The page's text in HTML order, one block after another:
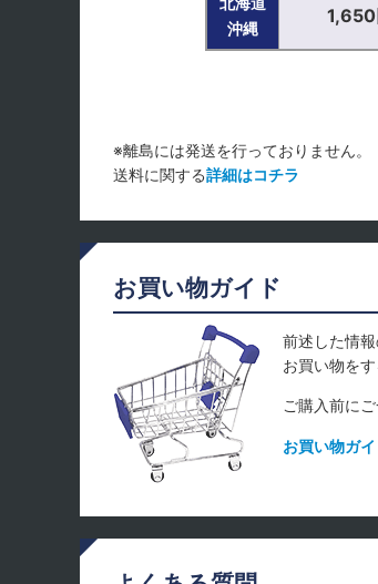
沖縄
1,650
※離島には発送を行っておりません。
送料に関する詳細はコチラ
お買い物ガイド
前述した情
お買い物を
ご購入前に
お買い物ガ